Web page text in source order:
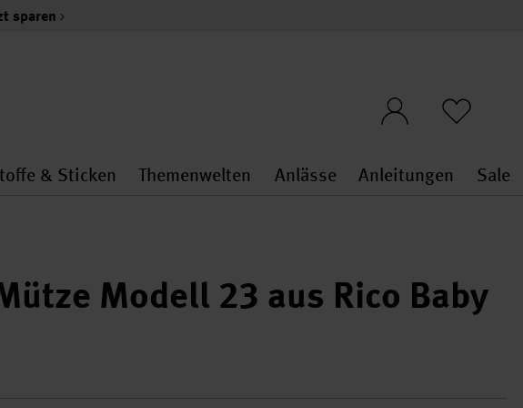
sparen
general.openMenu
general.openMenu
& Sticken
Stoffe & Sticken general.openMenu
Themenwelten
Themenwelten
Anlässe
Anlässe
Anleitungen Sale
Modell 23 aus Rico Baby